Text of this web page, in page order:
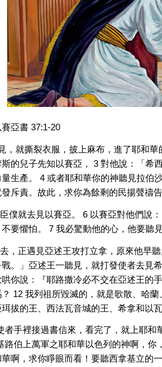
亞書 37:1-20
，就撕裂衣服，披上麻布，進了耶和
的兒子先知以賽亞， 3 對他說：「希
生產。 4 或者耶和華你的神聽見拉伯
斥責。故此，求你為餘剩的民揚聲禱告
僕就去見以賽亞。 6 以賽亞對他們說
要懼怕。 7 我必驚動他的心，他要聽
，正遇見亞述王攻打立拿，原來他早
。」亞述王一聽見，就打發使者去見
你說：『耶路撒冷必不交在亞述王的
12 我列祖所毀滅的，就是歌散、哈
拔的王、西法瓦音城的王、希拿和以
者手裡接過書信來，看完了，就上耶和
路伯上萬軍之耶和華以色列的神啊，
啊，求你睜眼而看！要聽西拿基立的